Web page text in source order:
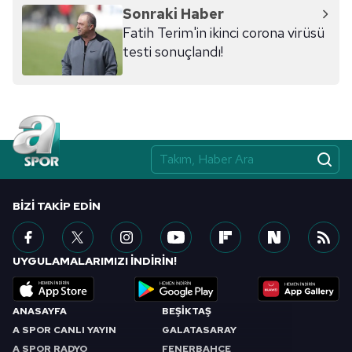
reklam/pazarlama faaliyetlerinin yapılması, amaçlarıyla
sınırlı olarak açık rızanız dahilinde kullanılacaktır.
Çerezlere ilişkin tercihlerinizi aşağıda yer alan panel
Metnimizi
6698 sayılı Kişisel Verilerin Korunması Kanunu uyarınca
hazırlanmış Aydınlatma Metnimizi okumak ve sitemizde
ilgili mevzuata uygun olarak kullanılan çerezlerle ilgili bilgi
Sonraki Haber
Fatih Terim'in ikinci corona virüsü
testi sonuçlandı!
ANASAYFA
A SPOR CANLI YAYIN
A SPOR RADYO
BEŞİKTAŞ
GALATASARAY
FENERBAHÇE
BIZI TAKIP EDIN
UYGULAMALARIMIZI İNDİRİN!